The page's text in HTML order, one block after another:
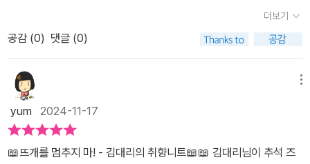
도 책만 있으면 김대리님이 옆에서 가르쳐 주는 듯필요한 영상과 질
문까지 활용해서,완성까지 어렵지 않게 뜰 수 있는 뜨개책 입니다!
더보기
공감 (0) 댓글 (0)
yum 2024-11-17
📖뜨개를 멈추지 마! - 김대리의 취향니트📖📖 김대리님이 추석 즈